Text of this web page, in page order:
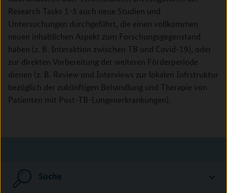
Research Tasks 1-5 auch neue Studien und
Untersuchungen durchgeführt, die einen vollkommen
neuen inhaltlichen Aspekt zum Forschungsgegenstand
haben (z. B. Interaktion zwischen TB und Covid-19), oder
zur direkten Vorbereitung der weiteren Förderperiode
dienen (z. B. Review und Interviews zur lokalen Infrstruktur
bezüglich der zukünftigen Behandlung und Therapie von
Patienten mit Post-TB-Lungenerkrankungen).
Suche